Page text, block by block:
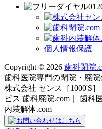
個人情報保護
Copyright © 2026 歯科閉院
歯科医院専門の閉院・廃
株式会社 センス［1000'S
ビス 歯科廃院.com｜ 歯科
内装解体.com